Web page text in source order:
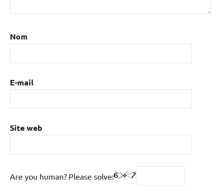
Nom
E-mail
Site web
Are you human? Please solve: